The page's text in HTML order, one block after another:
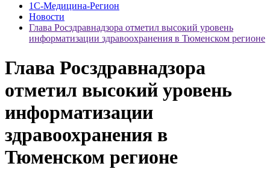
1C-Медицина-Регион
Новости
Глава Росздравнадзора отметил высокий уровень
информатизации здравоохранения в Тюменском регионе
Глава Росздравнадзора
отметил высокий уровень
информатизации
здравоохранения в
Тюменском регионе